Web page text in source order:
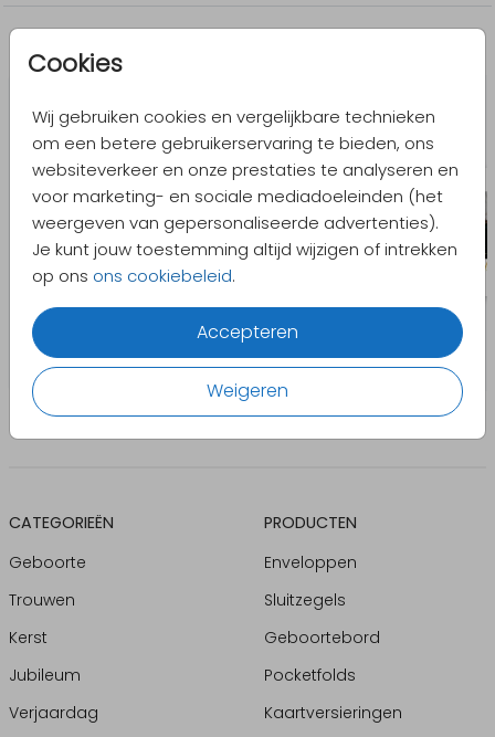
Cookies
Wij gebruiken cookies en vergelijkbare technieken
om een betere gebruikerservaring te bieden, ons
websiteverkeer en onze prestaties te analyseren en
voor marketing- en sociale mediadoeleinden (het
weergeven van gepersonaliseerde advertenties).
Je kunt jouw toestemming altijd wijzigen of intrekken
op ons ons cookiebeleid.
Accepteren
Weigeren
CATEGORIEËN
Geboorte
Trouwen
Kerst
Jubileum
Verjaardag
PRODUCTEN
Enveloppen
Sluitzegels
Geboortebord
Pocketfolds
Kaartversieringen